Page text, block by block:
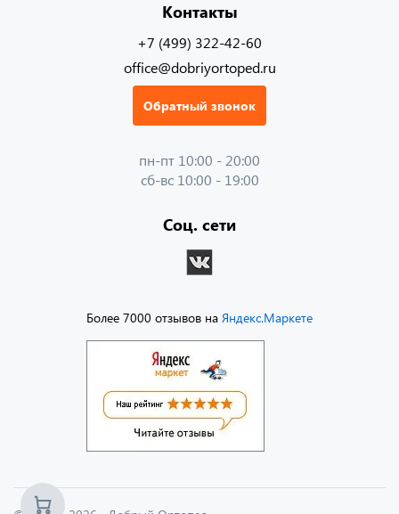
Более 7000 отзывов на Яндекс.Маркете
Контакты
+7 (499) 322-42-60
office@dobriyortoped.ru
Обратный звонок
пн-пт 10:00 - 20:00
сб-вс 10:00 - 19:00
Соц. сети